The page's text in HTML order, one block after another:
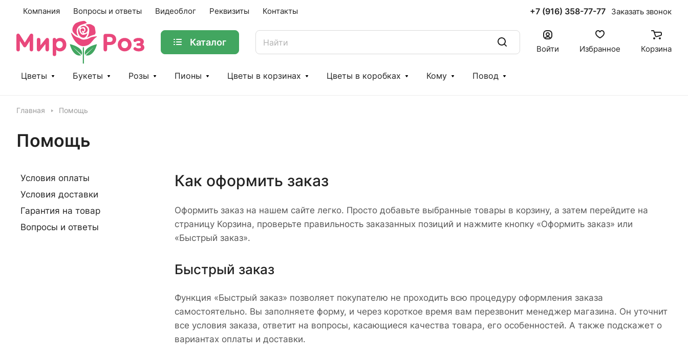
Компания Вопросы и ответы Видеоблог Реквизиты Контакты +7 (916) 358-77-77 Заказать звонок
Каталог
Войти Избранное Корзина
Цветы Букеты Розы Пионы Цветы в корзинах Цветы в коробках Кому Повод
Главная Помощь
Помощь
Как оформить заказ
Оформить заказ на нашем сайте легко. Просто добавьте выбранные товары в корзину, а затем перейдите на
страницу Корзина, проверьте правильность заказанных позиций и нажмите кнопку «Оформить заказ» или
«Быстрый заказ».
Быстрый заказ
Функция «Быстрый заказ» позволяет покупателю не проходить всю процедуру оформления заказа
самостоятельно. Вы заполняете форму, и через короткое время вам перезвонит менеджер магазина. Он уточнит
все условия заказа, ответит на вопросы, касающиеся качества товара, его особенностей. А также подскажет о
вариантах оплаты и доставки.
Условия оплаты
Условия доставки
Гарантия на товар
Вопросы и ответы